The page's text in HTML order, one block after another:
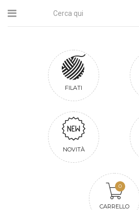
FILATI
NOVITÀ
CARRELLO
0